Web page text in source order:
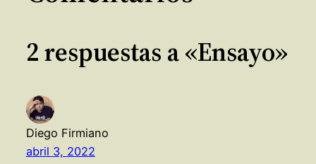
2 respuestas a «Ensayo»
Diego Firmiano
abril 3, 2022